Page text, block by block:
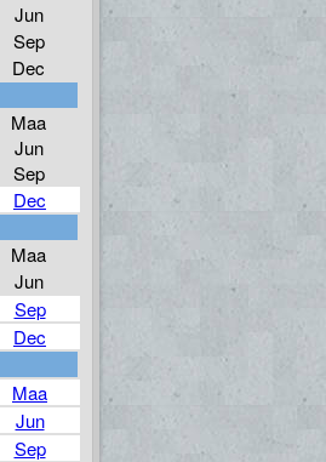
Jun
Sep
Dec
Maa
Jun
Sep
Dec
Maa
Jun
Sep
Dec
Maa
Jun
Sep